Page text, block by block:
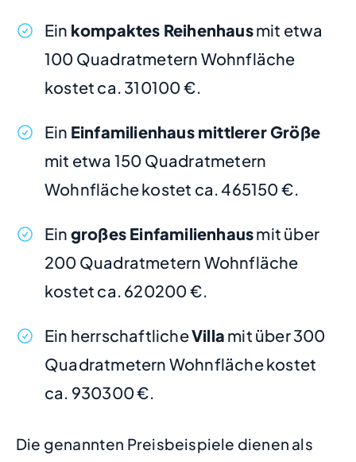
Ein kompaktes Reihenhausmit etwa
100 Quadratmetern Wohnfläche
kostet ca. 310100 €.
Ein Einfamilienhaus mittlerer Größe
mit etwa 150 Quadratmetern
Wohnfläche kostet ca. 465150 €.
Ein großes Einfamilienhausmit über
200 Quadratmetern Wohnfläche
kostet ca. 620200 €.
Ein herrschaftlicheVilla mit über 300
Quadratmetern Wohnfläche kostet
ca. 930300 €.
Die genannten Preisbeispiele dienen als